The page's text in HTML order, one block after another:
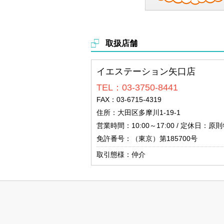
取扱店舗
イエステーション矢口店
TEL：03-3750-8441
FAX：03-6715-4319
住所：大田区多摩川1-19-1
営業時間：10:00～17:00 / 定休日：原
免許番号：（東京）第185700号
取引態様：仲介